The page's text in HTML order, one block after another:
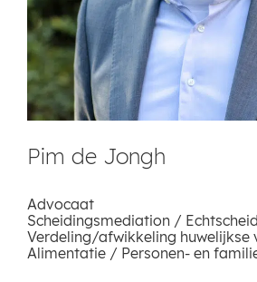
Pim de Jongh
Advocaat
Scheidingsmediation /
Verdeling/afwikkeling
Alimentatie / Personen- en